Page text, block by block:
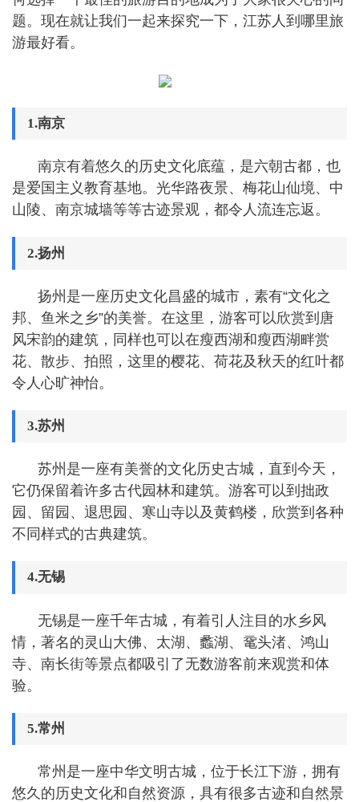
题。现在就让我们一起来探究一下，江苏人到哪里旅
游最好看。
1.南京
南京有着悠久的历史文化底蕴，是六朝古都，也
是爱国主义教育基地。光华路夜景、梅花山仙境、中
山陵、南京城墙等等古迹景观，都令人流连忘返。
2.扬州
扬州是一座历史文化昌盛的城市，素有“文化之
邦、鱼米之乡”的美誉。在这里，游客可以欣赏到唐
风宋韵的建筑，同样也可以在瘦西湖和瘦西湖畔赏
花、散步、拍照，这里的樱花、荷花及秋天的红叶都
令人心旷神怡。
3.苏州
苏州是一座有美誉的文化历史古城，直到今天，
它仍保留着许多古代园林和建筑。游客可以到拙政
园、留园、退思园、寒山寺以及黄鹤楼，欣赏到各种
不同样式的古典建筑。
4.无锡
无锡是一座千年古城，有着引人注目的水乡风
情，著名的灵山大佛、太湖、蠡湖、鼋头渚、鸿山
寺、南长街等景点都吸引了无数游客前来观赏和体
验。
5.常州
常州是一座中华文明古城，位于长江下游，拥有
悠久的历史文化和自然资源，具有很多古迹和自然景